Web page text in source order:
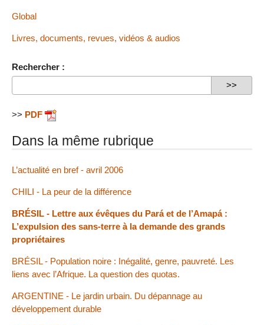
Global
Livres, documents, revues, vidéos & audios
Rechercher :
>> PDF
Dans la même rubrique
L’actualité en bref - avril 2006
CHILI - La peur de la différence
BRÉSIL - Lettre aux évêques du Pará et de l’Amapá :
L’expulsion des sans-terre à la demande des grands
propriétaires
BRÉSIL - Population noire : Inégalité, genre, pauvreté. Les
liens avec l’Afrique. La question des quotas.
ARGENTINE - Le jardin urbain. Du dépannage au
développement durable